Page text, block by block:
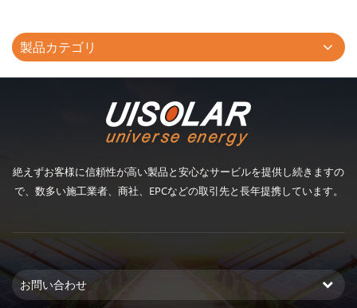
の設置が義務づけられています。
★フェンスの設置が法律で定めら
くなるため
製品カテゴリ
絶えずお客様に信頼性が高い製品と安心なサービルを提供し続きますの
で、数多い施工業者、商社、EPCなどの取引先と長年提携しています。
お問い合わせ